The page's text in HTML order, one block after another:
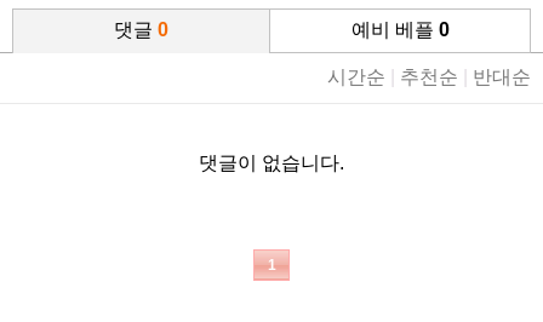
댓글 0 예비 베플 0
시간순 추천순 반대순
댓글이 없습니다.
1